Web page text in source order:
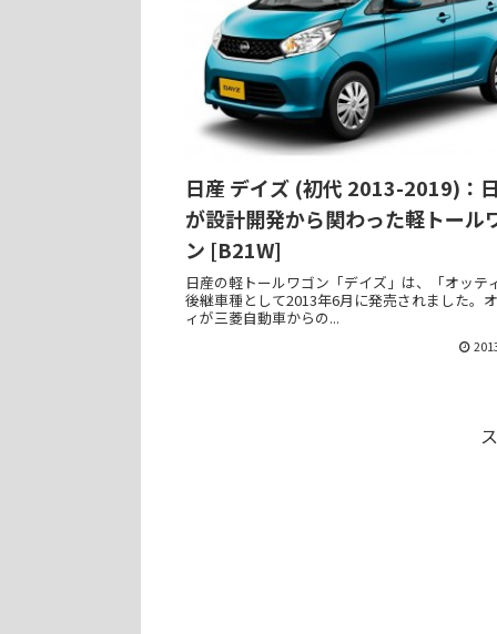
日産 デイズ (初代 2013-2019)：
が設計開発から関わった軽トール
ン [B21W]
日産の軽トールワゴン「デイズ」は、「オッテ
後継車種として2013年6月に発売されました。
ィが三菱自動車からの...